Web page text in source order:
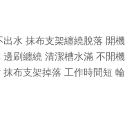
水 抹布支架纏繞脫落 開
刷纏繞 清潔槽水滿 不開
布支架掉落 工作時間短